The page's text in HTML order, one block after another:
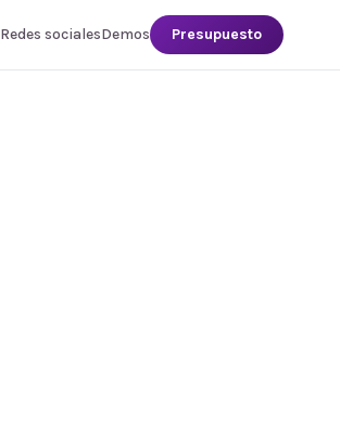
Redes socialesDemos Presupuesto